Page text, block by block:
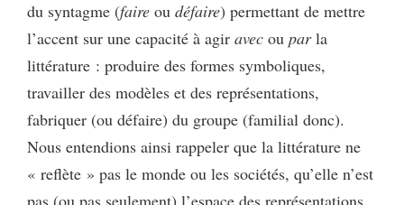
du syntagme (faire ou défaire) permettant de mettre
l’accent sur une capacité à agir avec ou parla
littérature : produire des formes symboliques,
travailler des modèles et des représentations,
fabriquer (ou défaire) du groupe (familial donc).
Nous entendions ainsi rappeler que la littérature ne
« reflète » pas le monde ou les sociétés, qu’elle n’est
pas (ou pas seulement) l’espace des représentations